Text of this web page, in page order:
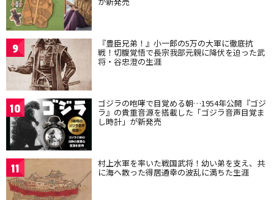
9 『豊臣兄弟！』小一郎の5万の大軍に徹底抗
戦！切腹覚悟で長宗我部元親に降伏を迫った武
将・谷忠澄の生涯
10 ゴジラの咆哮で目覚める朝…1954年公開『ゴジ
ラ』の貴重音源を搭載した「ゴジラ音声目覚ま
し時計」が新発売
11 村上水軍を率いた戦国武将！幼い弟を支え、共
に海へ散った得居通幸の波乱に満ちた生涯